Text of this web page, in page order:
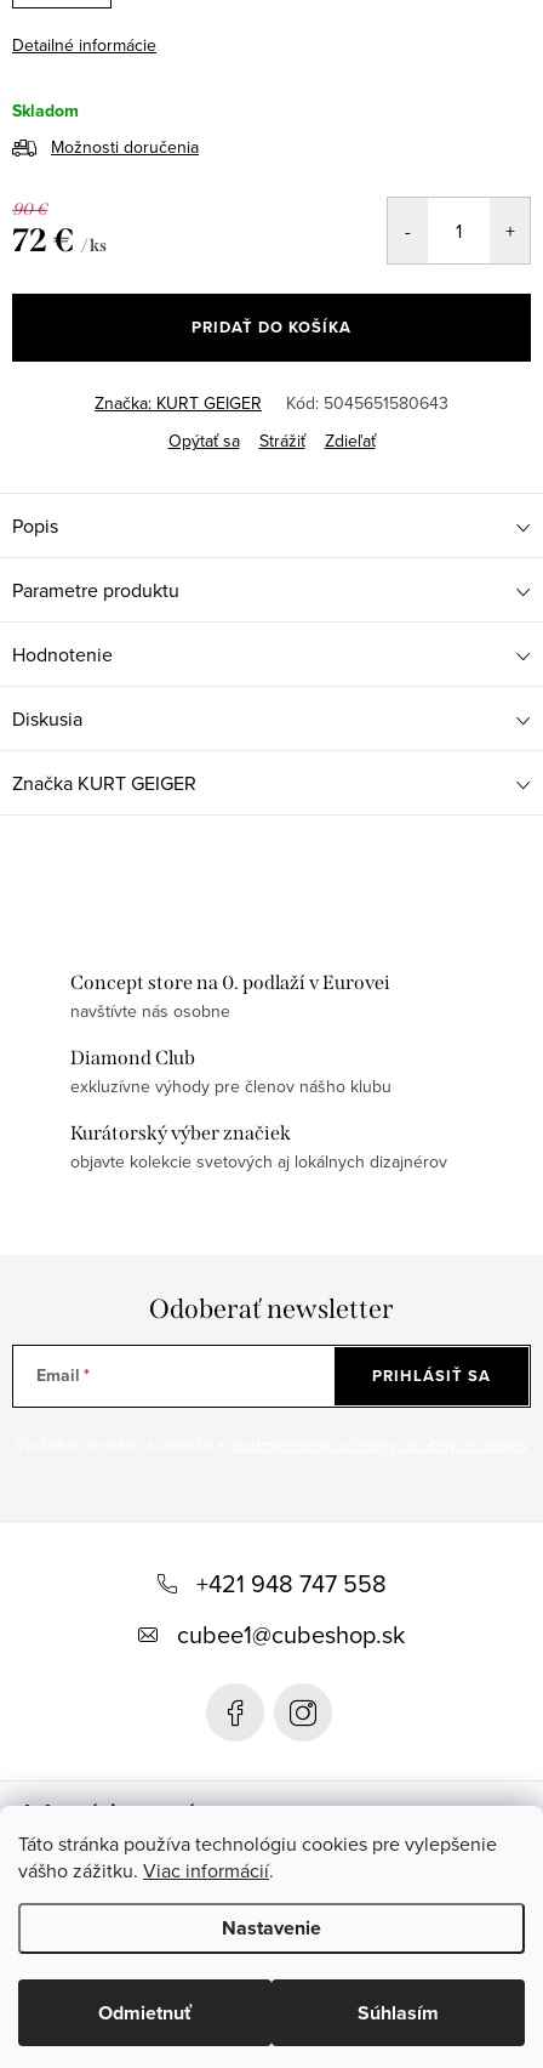
Táto stránka používa technológiu cookies pre vylepšenie
vášho zážitku. Viac informácií.
Nastavenie
Odmietnuť Súhlasím
Detailné informácie
Skladom
Možnosti doručenia
90 €
72 € / ks
cena:
PRIDAŤ DO KOŠÍKA
Značka: KURT GEIGER Kód: 5045651580643
Opýtať sa
Strážiť Zdieľať
Popis
Parametre produktu
Hodnotenie
Diskusia
Značka KURT GEIGER
Concept store na 0. podlaží v Eurovei
navštívte nás osobne
Diamond Club
exkluzívne výhody pre členov nášho klubu
Kurátorský výber značiek
objavte kolekcie svetových aj lokálnych dizajnérov
Odoberať newsletter
Email PRIHLÁSIŤ SA
e
+421 948 747 558
cubee1@cubeshop.sk
Informácie pre vás
Instagram
Copyright 2026CUBESHOP.SK. Všetky práva vyhradené.Upraviť
nastavenie cookies